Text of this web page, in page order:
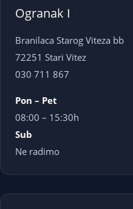
Ogranak I
Branilaca Starog Viteza bb
72251 Stari Vitez
030 711 867
Pon – Pet
08:00 – 15:30h
Sub
Ne radimo